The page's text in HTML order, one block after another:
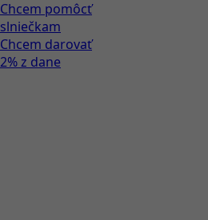
Chcem pomôcť
slniečkam
Chcem darovať
2% z dane